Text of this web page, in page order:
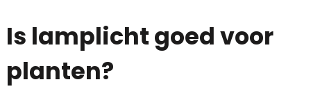
Is lamplicht goed voor
planten?